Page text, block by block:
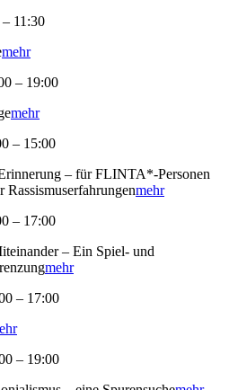
11:30
mehr
– 19:00
mehr
– 15:00
– für FLINTA*-Personen
Rassismuserfahrungenmehr
– 17:00
– Ein Spiel- und
mehr
– 17:00
– 19:00